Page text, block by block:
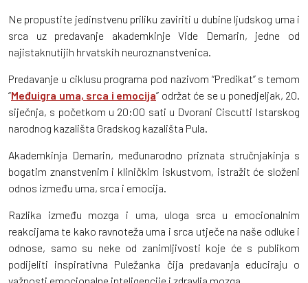
Ne propustite jedinstvenu priliku zaviriti u dubine ljudskog uma i
srca uz predavanje akademkinje Vide Demarin, jedne od
najistaknutijih hrvatskih neuroznanstvenica.
Predavanje u ciklusu programa pod nazivom “Predikat” s temom
“Međuigra uma, srca i emocija” održat će se u ponedjeljak, 20.
siječnja, s početkom u 20:00 sati u Dvorani Ciscutti Istarskog
narodnog kazališta Gradskog kazališta Pula.
Akademkinja Demarin, međunarodno priznata stručnjakinja s
bogatim znanstvenim i kliničkim iskustvom, istražit će složeni
odnos između uma, srca i emocija.
Razlika između mozga i uma, uloga srca u emocionalnim
reakcijama te kako ravnoteža uma i srca utječe na naše odluke i
odnose, samo su neke od zanimljivosti koje će s publikom
podijeliti inspirativna Puležanka čija predavanja educiraju o